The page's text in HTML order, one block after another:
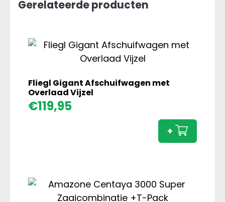
Gerelateerde producten
Fliegl Gigant Afschuifwagen met
Overlaad Vijzel
€119,95
met
+